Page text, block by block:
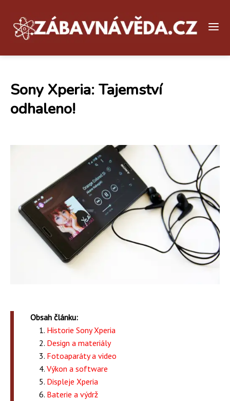
Sony Xperia: Tajemství
odhaleno!
Obsah článku:
Historie Sony Xperia
Design a materiály
Fotoaparáty a video
Výkon a software
Displeje Xperia
Baterie a výdrž